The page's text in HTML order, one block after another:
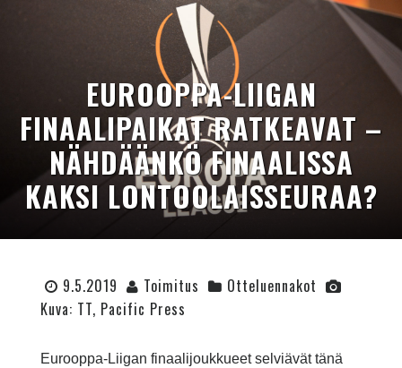
EUROOPPA-LIIGAN
FINAALIPAIKAT RATKEAVAT –
NÄHDÄÄNKÖ FINAALISSA
KAKSI LONTOOLAISSEURAA?
9.5.2019 Toimitus
Otteluennakot
Kuva: TT, Pacific Press
Eurooppa-Liigan finaalijoukkueet selviävät tänä